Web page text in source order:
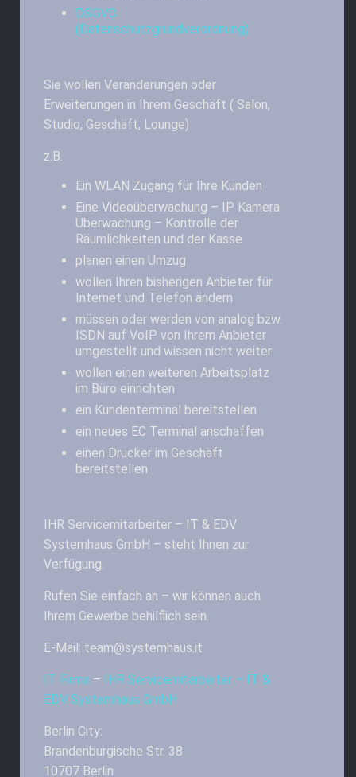
DSGVO
(Datenschutzgrundverordnung)
Sie wollen Veränderungen oder
Erweiterungen in Ihrem Geschäft ( Salon,
Studio, Geschäft, Lounge)
z.B.
Ein WLAN Zugang für Ihre Kunden
Eine Videoüberwachung – IP Kamera
Überwachung – Kontrolle der
Räumlichkeiten und der Kasse
planen einen Umzug
wollen Ihren bisherigen Anbieter für
Internet und Telefon ändern
müssen oder werden von analog bzw.
ISDN auf VoIP von Ihrem Anbieter
umgestellt und wissen nicht weiter
wollen einen weiteren Arbeitsplatz
im Büro einrichten
ein Kundenterminal bereitstellen
ein neues EC Terminal anschaffen
einen Drucker im Geschäft
bereitstellen
IHR Servicemitarbeiter – IT & EDV
Systemhaus GmbH – steht Ihnen zur
Verfügung.
Rufen Sie einfach an – wir können auch
Ihrem Gewerbe behilflich sein.
E-Mail: team@systemhaus.it
IT Firma – IHR Servicemitarbeiter – IT &
EDV Systemhaus GmbH
Berlin City:
Brandenburgische Str. 38
10707 Berlin